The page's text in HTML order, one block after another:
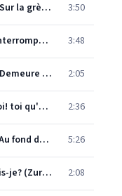
Les pêcheurs de perles, Act 1: "Sur la grève en feu" (Chœur) 3:50
Les Pêcheurs de perles: Amis, interrompez vos danses et vos jeux (Zurga, Fishermen, Nadir) 3:48
Les pêcheurs de perles, Act 1: "Demeure parmi nous, Nadir" (Zurga, Nadir, Chœur) 2:05
Les Pêcheurs de perles: C'est toi! toi qu'enfin je revois! (Zurga, Nadir) 2:36
Les Pêcheurs de perles, Act 1: "Au fond du temple saint" (Nadir, Zurga) 5:26
Les Pêcheurs de perles: Que vois-je? (Zurga, Nadir) 2:08